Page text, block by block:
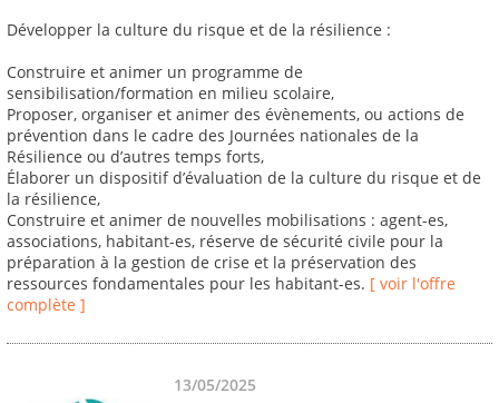
Développer la culture du risque et de la résilience :
Construire et animer un programme de
sensibilisation/formation en milieu scolaire,
Proposer, organiser et animer des évènements, ou actions de
prévention dans le cadre des Journées nationales de la
Résilience ou d’autres temps forts,
Élaborer un dispositif d’évaluation de la culture du risque et de
la résilience,
Construire et animer de nouvelles mobilisations : agent-es,
associations, habitant-es, réserve de sécurité civile pour la
préparation à la gestion de crise et la préservation des
ressources fondamentales pour les habitant-es. [ voir l'offre
complète ]
13/05/2025